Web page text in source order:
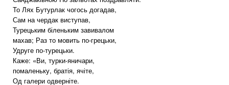
То Лях Бутурлак чогось догадав,
Сам на чердак виступав,
Турецьким біленьким завивалом
махав; Раз то мовить по-грецьки,
Удруге по-турецьки.
Каже: «Ви, турки-яничари,
помаленьку, братія, ячіте,
Од галери одверніте.